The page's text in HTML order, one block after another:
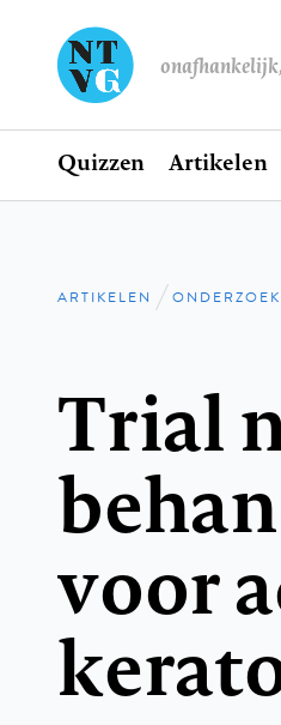
Hoofdnavigatie
Home
Quizzen Artikelen
Kruimelpad
ARTIKELEN ONDERZOEK
Trial
voor